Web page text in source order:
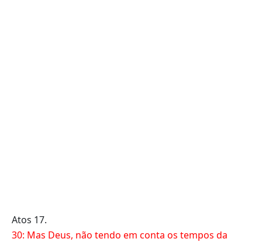
Atos 17.
30: Mas Deus, não tendo em conta os tempos da